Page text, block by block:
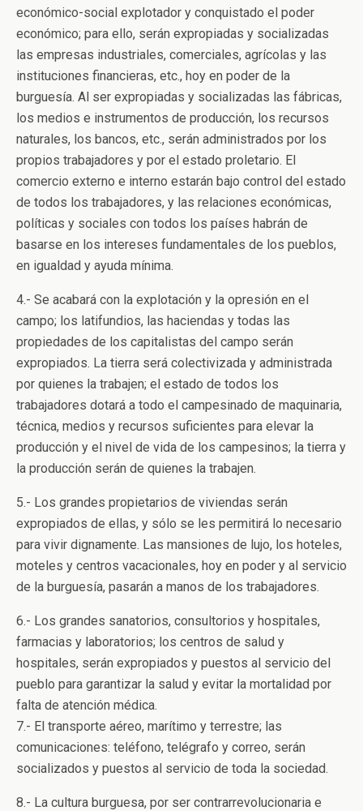
económico-social explotador y conquistado el poder
económico; para ello, serán expropiadas y socializadas
las empresas industriales, comerciales, agrícolas y las
instituciones financieras, etc., hoy en poder de la
burguesía. Al ser expropiadas y socializadas las fábricas,
los medios e instrumentos de producción, los recursos
naturales, los bancos, etc., serán administrados por los
propios trabajadores y por el estado proletario. El
comercio externo e interno estarán bajo control del estado
de todos los trabajadores, y las relaciones económicas,
políticas y sociales con todos los países habrán de
basarse en los intereses fundamentales de los pueblos,
en igualdad y ayuda mínima.
4.- Se acabará con la explotación y la opresión en el
campo; los latifundios, las haciendas y todas las
propiedades de los capitalistas del campo serán
expropiados. La tierra será colectivizada y administrada
por quienes la trabajen; el estado de todos los
trabajadores dotará a todo el campesinado de maquinaria,
técnica, medios y recursos suficientes para elevar la
producción y el nivel de vida de los campesinos; la tierra y
la producción serán de quienes la trabajen.
5.- Los grandes propietarios de viviendas serán
expropiados de ellas, y sólo se les permitirá lo necesario
para vivir dignamente. Las mansiones de lujo, los hoteles,
moteles y centros vacacionales, hoy en poder y al servicio
de la burguesía, pasarán a manos de los trabajadores.
6.- Los grandes sanatorios, consultorios y hospitales,
farmacias y laboratorios; los centros de salud y
hospitales, serán expropiados y puestos al servicio del
pueblo para garantizar la salud y evitar la mortalidad por
falta de atención médica.
7.- El transporte aéreo, marítimo y terrestre; las
comunicaciones: teléfono, telégrafo y correo, serán
socializados y puestos al servicio de toda la sociedad.
8.- La cultura burguesa, por ser contrarrevolucionaria e